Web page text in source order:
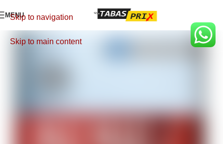
Skip to navigation
Skip to main content
MENU